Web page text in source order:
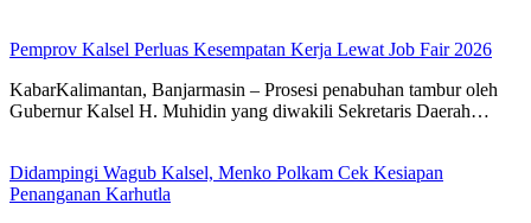
Pemprov Kalsel Perluas Kesempatan Kerja Lewat Job Fair 2026
KabarKalimantan, Banjarmasin – Prosesi penabuhan tambur oleh
Gubernur Kalsel H. Muhidin yang diwakili Sekretaris Daerah…
Didampingi Wagub Kalsel, Menko Polkam Cek Kesiapan
Penanganan Karhutla